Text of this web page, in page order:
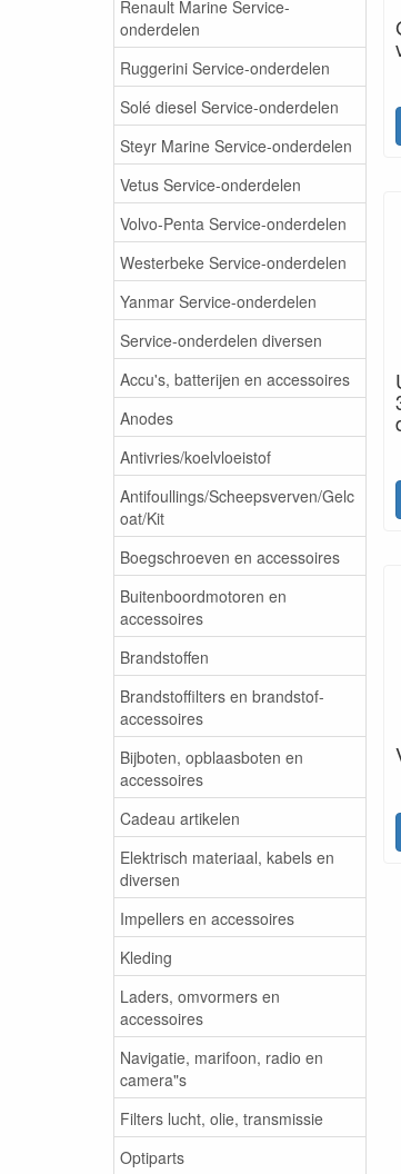
Renault Marine Service-
onderdelen
Ruggerini Service-onderdelen
Solé diesel Service-onderdelen
Steyr Marine Service-onderdelen
Vetus Service-onderdelen
Volvo-Penta Service-onderdelen
Westerbeke Service-onderdelen
Yanmar Service-onderdelen
Service-onderdelen diversen
Accu's, batterijen en accessoires
Anodes
Antivries/koelvloeistof
Antifoullings/Scheepsverven/Gelc
oat/Kit
Boegschroeven en accessoires
Buitenboordmotoren en
accessoires
Brandstoffen
Brandstoffilters en brandstof-
accessoires
Bijboten, opblaasboten en
accessoires
Cadeau artikelen
Elektrisch materiaal, kabels en
diversen
Impellers en accessoires
Kleding
Laders, omvormers en
accessoires
Navigatie, marifoon, radio en
camera"s
Filters lucht, olie, transmissie
Optiparts